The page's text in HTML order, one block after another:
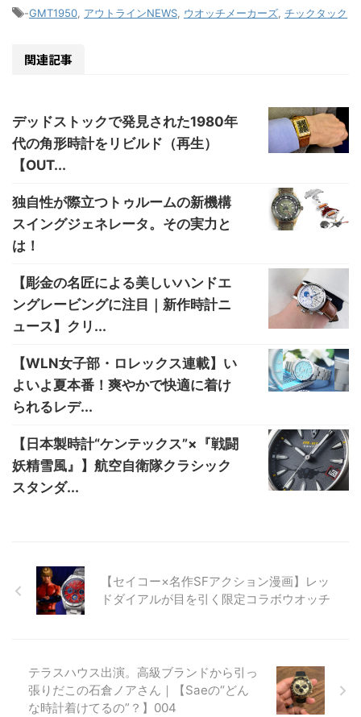
-GMT1950, アウトラインNEWS, ウオッチメーカーズ, チックタック
関連記事
デッドストックで発見された1980年
代の角形時計をリビルド（再生）
【OUT...
独自性が際立つトゥルームの新機構
スイングジェネレータ。その実力と
は！
【彫金の名匠による美しいハンドエ
ングレービングに注目｜新作時計ニ
ュース】クリ...
【WLN女子部・ロレックス連載】い
よいよ夏本番！爽やかで快適に着け
られるレデ...
【日本製時計“ケンテックス”×『戦闘
妖精雪風』】航空自衛隊クラシック
スタンダ...
【セイコー×名作SFアクション漫画】レッ
ドダイアルが目を引く限定コラボウオッチ
テラスハウス出演。高級ブランドから引っ
張りだこの石倉ノアさん｜【Saeの“どん
な時計着けてるの”？】004